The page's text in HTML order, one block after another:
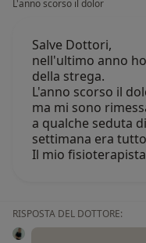
L'anno scorso il dolor
Salve Dottori,
nell'ultimo anno
della strega.
L'anno scorso il
ma mi sono
a qualche seduta
settimana era
Il mio
RISPOSTA DEL DOTTORE: